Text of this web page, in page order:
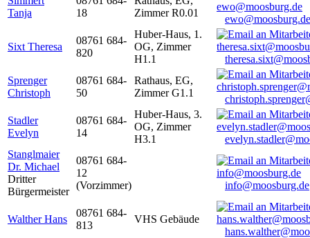
Tanja
18
Zimmer R0.01
ewo@moosburg.de
Sixt Theresa
08761 684-
820
Huber-Haus, 1.
OG, Zimmer
H1.1
Sprenger
Christoph
08761 684-
50
Rathaus, EG,
Zimmer G1.1
Stadler
Evelyn
08761 684-
14
Huber-Haus, 3.
OG, Zimmer
H3.1
Stanglmaier
Dr. Michael
Dritter
Bürgermeister
08761 684-
12
(Vorzimmer)
info@moosburg.de
Walther Hans
08761 684-
813
VHS Gebäude